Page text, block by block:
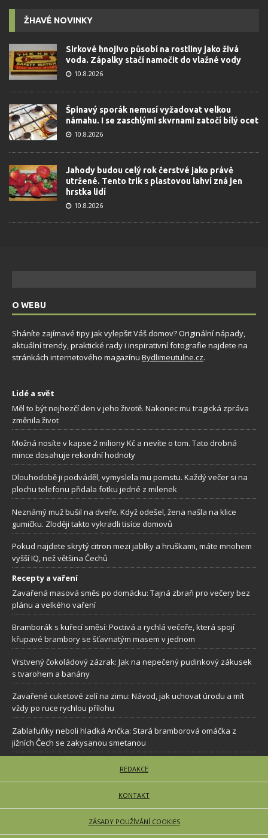
ŽHAVÉ NOVINKY
Sirkové hnojivo působí na rostliny jako živá
voda. Zápalky stačí namočit do vlažné vody
10.8.2026
Špinavý sporák nemusí vyžadovat velkou
námahu. I se zaschlými skvrnami zatočí bílý ocet
10.8.2026
Jahody budou celý rok čerstvé jako právě
utržené. Tento trik s plastovou lahví zná jen
hrstka lidí
10.8.2026
O WEBU
Sháníte zajímavé tipy jak vylepšit Váš domov? Originální nápady,
aktuální trendy, praktické rady i inspirativní fotografie najdete na
stránkách internetového magazínu Bydlimeutulne.cz.
Lidé a svět
Měl to být nejhezčí den v jeho životě. Nakonec mu tragická zpráva
změnila život
Možná nosíte v kapse 2 miliony Kč a nevíte o tom. Tato drobná
mince dosahuje rekordní hodnoty
Dlouhodobě ji podváděl, vymyslela mu pomstu. Každý večer si na
plochu telefonu přidala fotku jedné z milenek
Neznámý muž bušil na dveře. Když odešel, žena našla na klice
gumičku. Zloději takto vykradli tisíce domovů
Pokud najdete skrytý citron mezi jablky a hruškami, máte mnohem
vyšší IQ, než většina Čechů
Recepty a vaření
Zavařená masová směs po domácku: Tajná zbraň pro večery bez
plánu a velkého vaření
Bramborák s kuřecí směsí: Poctivá a rychlá večeře, která spojí
křupavé brambory se šťavnatým masem v jednom
Vrstvený čokoládový zázrak: Jak na nepečený pudinkový zákusek
s tvarohem a banány
Zavařené cuketové zelí na zimu: Návod, jak uchovat úrodu a mít
vždy po ruce rychlou přílohu
Zablafuňky neboli hladká Ančka: Stará bramborová omáčka z
jižních Čech se zakysanou smetanou
REDAKCE
KONTAKT
ZÁSADY POUŽÍVÁNÍ COOKIES